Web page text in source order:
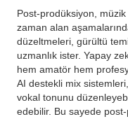
Post-prodüksiyon, müzik
zaman alan
düzeltmeleri, gürültü
uzmanlık ister. Yapay
hem amatör hem
AI destekli mix
vokal tonunu
edebilir. Bu sayede